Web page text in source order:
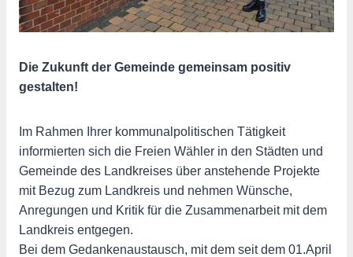
Die Zukunft der Gemeinde gemeinsam positiv
gestalten!
Im Rahmen Ihrer kommunalpolitischen Tätigkeit
informierten sich die Freien Wähler in den Städten und
Gemeinde des Landkreises über anstehende Projekte
mit Bezug zum Landkreis und nehmen Wünsche,
Anregungen und Kritik für die Zusammenarbeit mit dem
Landkreis entgegen.
Bei dem Gedankenaustausch, mit dem seit dem 01.April